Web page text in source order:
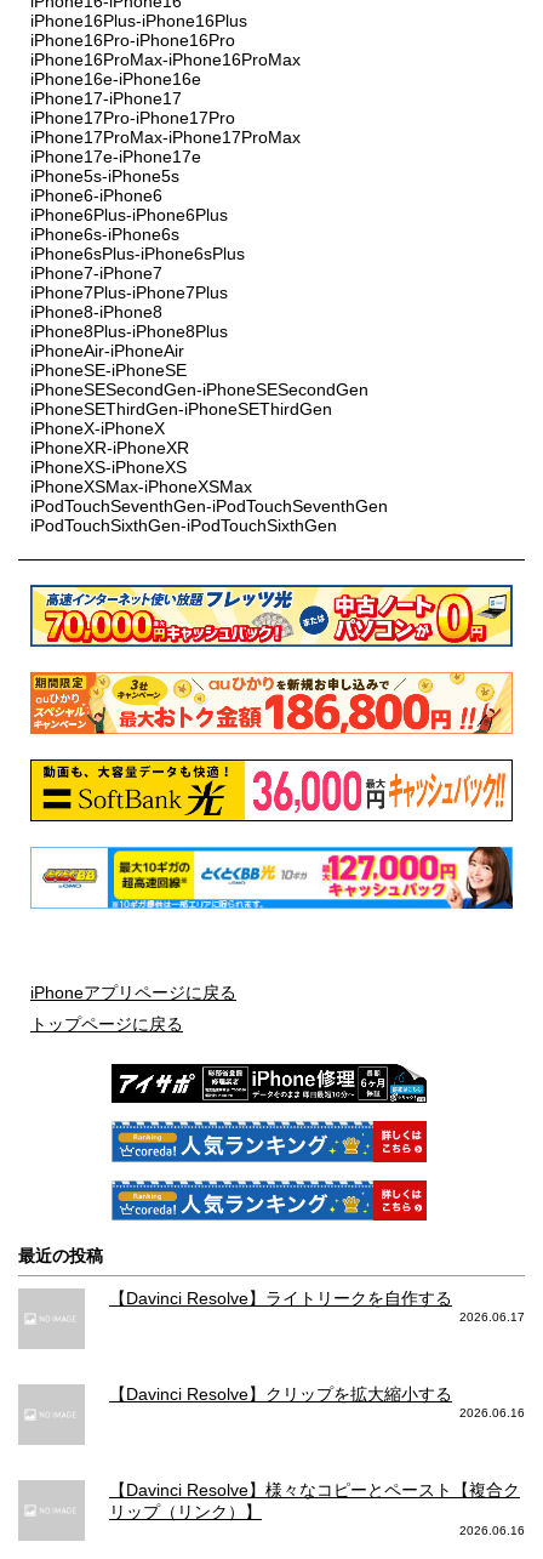
iPhone16Plus-iPhone16Plus
iPhone16Pro-iPhone16Pro
iPhone16ProMax-iPhone16ProMax
iPhone16e-iPhone16e
iPhone17-iPhone17
iPhone17Pro-iPhone17Pro
iPhone17ProMax-iPhone17ProMax
iPhone17e-iPhone17e
iPhone5s-iPhone5s
iPhone6-iPhone6
iPhone6Plus-iPhone6Plus
iPhone6s-iPhone6s
iPhone6sPlus-iPhone6sPlus
iPhone7-iPhone7
iPhone7Plus-iPhone7Plus
iPhone8-iPhone8
iPhone8Plus-iPhone8Plus
iPhoneAir-iPhoneAir
iPhoneSE-iPhoneSE
iPhoneSESecondGen-iPhoneSESecondGen
iPhoneSEThirdGen-iPhoneSEThirdGen
iPhoneX-iPhoneX
iPhoneXR-iPhoneXR
iPhoneXS-iPhoneXS
iPhoneXSMax-iPhoneXSMax
iPodTouchSeventhGen-iPodTouchSeventhGen
iPodTouchSixthGen-iPodTouchSixthGen
iPhoneアプリページに戻る
トップページに戻る
最近の投稿
【Davinci Resolve】ライトリークを自作する
2026.06.17
【Davinci Resolve】クリップを拡大縮小する
2026.06.16
【Davinci Resolve】様々なコピーとペースト【複合ク
リップ（リンク）】
2026.06.16